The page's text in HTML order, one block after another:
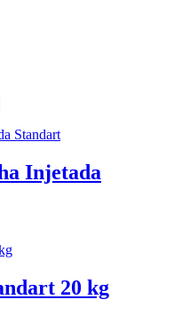
Injetada
20 kg